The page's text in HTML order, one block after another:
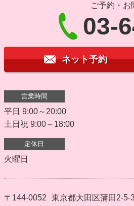
ご予約・お
03-
ネット予約
営業時間
平日 9:00～20:00
土日祝 9:00～18:00
定休日
火曜日
〒144-0052 東京都大田区蒲田2-5-